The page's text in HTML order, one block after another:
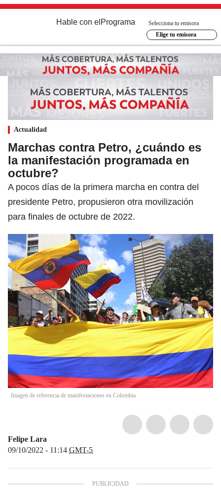
Hable con el Programa
Selecciona tu emisora
Elige tu emisora
Actualidad
Marchas contra Petro, ¿cuándo es
la manifestación programada en
octubre?
A pocos días de la primera marcha en contra del
presidente Petro, propusieron otra movilización
para finales de octubre de 2022.
Imagen de referencia de manifestaciones en Colombia
Felipe Lara
09/10/2022 - 11:14 GMT-5